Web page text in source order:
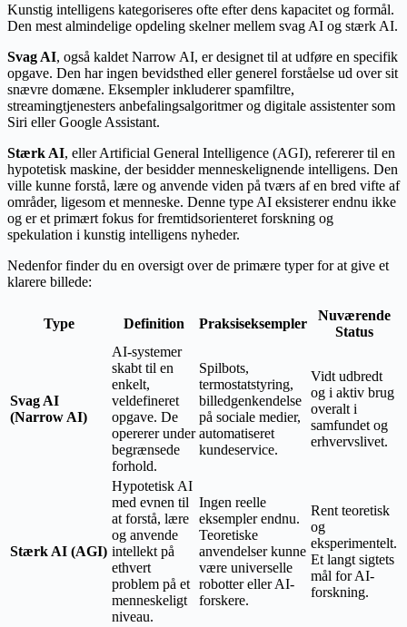
Kunstig intelligens kategoriseres ofte efter dens kapacitet og formål.
Den mest almindelige opdeling skelner mellem svag AI og stærk AI.
Svag AI, også kaldet Narrow AI, er designet til at udføre en specifik
opgave. Den har ingen bevidsthed eller generel forståelse ud over sit
snævre domæne. Eksempler inkluderer spamfiltre,
streamingtjenesters anbefalingsalgoritmer og digitale assistenter som
Siri eller Google Assistant.
Stærk AI, eller Artificial General Intelligence (AGI), refererer til en
hypotetisk maskine, der besidder menneskelignende intelligens. Den
ville kunne forstå, lære og anvende viden på tværs af en bred vifte af
områder, ligesom et menneske. Denne type AI eksisterer endnu ikke
og er et primært fokus for fremtidsorienteret forskning og
spekulation i kunstig intelligens nyheder.
Nedenfor finder du en oversigt over de primære typer for at give et
klarere billede:
Type Definition Praksiseksempler
Nuværende
Status
Svag AI
(Narrow AI)
AI-systemer
skabt til en
enkelt,
veldefineret
opgave. De
opererer under
begrænsede
forhold.
Spilbots,
termostatstyring,
billedgenkendelse
på sociale medier,
automatiseret
kundeservice.
Vidt udbredt
og i aktiv brug
overalt i
samfundet og
erhvervslivet.
Stærk AI (AGI)
Hypotetisk AI
med evnen til
at forstå, lære
og anvende
intellekt på
ethvert
problem på et
menneskeligt
niveau.
Ingen reelle
eksempler endnu.
Teoretiske
anvendelser kunne
være universelle
robotter eller AI-
forskere.
Rent teoretisk
og
eksperimentelt.
Et langt sigtets
mål for AI-
forskning.